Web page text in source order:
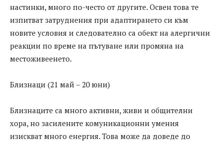
настинки, много по-често от другите. Освен това те
изпитват затруднения при адаптирането си към
новите условия и следователно са обект на алергични
реакции по време на пътуване или промяна на
местоживеенето.
Близнаци (21 май – 20 юни)
Близнаците са много активни, живи и общителни
хора, но засилените комуникационни умения
изискват много енергия. Това може да доведе до